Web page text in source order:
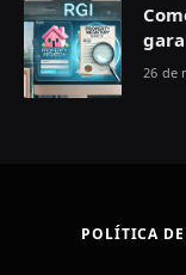
26 de
POLÍTICA